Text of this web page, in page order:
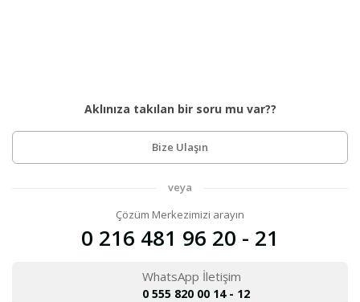
Aklınıza takılan bir soru mu var??
Bize Ulaşın
veya
Çözüm Merkezimizi arayın
0 216 481 96 20 - 21
WhatsApp İletişim
0 555 820 00 14 - 12